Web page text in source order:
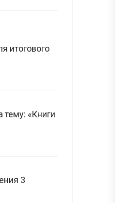
итогового
тему: «Книги
3